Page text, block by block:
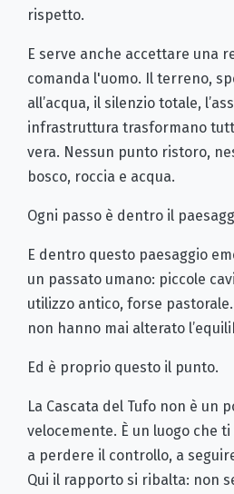
rispetto.
E serve anche accettare una
comanda l'uomo. Il terreno,
all’acqua, il silenzio totale,
infrastruttura trasformano
vera. Nessun punto ristoro,
bosco, roccia e acqua.
Ogni passo è dentro il
E dentro questo paesaggio
un passato umano: piccole
utilizzo antico, forse
non hanno mai alterato
Ed è proprio questo il punto.
La Cascata del Tufo non è un
velocemente. È un luogo che
a perdere il controllo, a
Qui il rapporto si ribalta: non